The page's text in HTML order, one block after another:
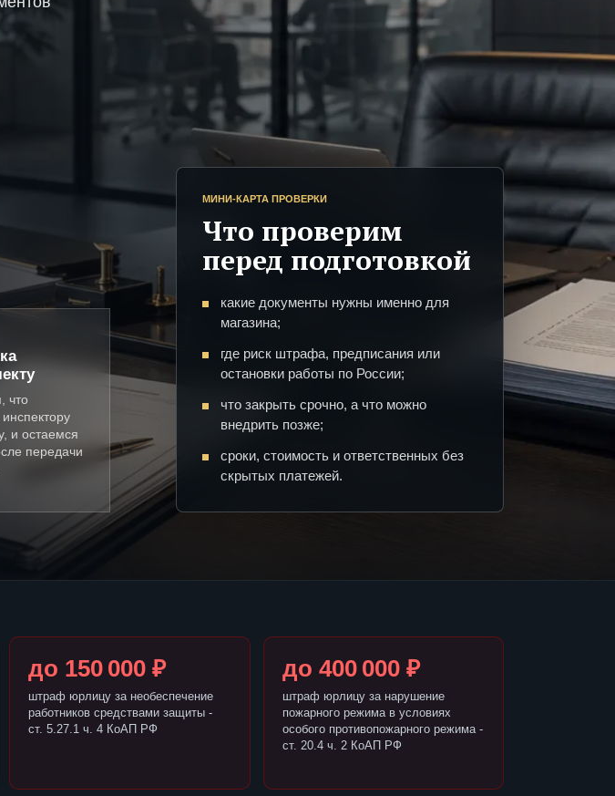
что
и остаемся
передачи
МИНИ-КАРТА ПРОВЕРКИ
Что проверим
перед подготовкой
какие документы нужны именно для
магазина;
где риск штрафа, предписания или
остановки работы по России;
что закрыть срочно, а что можно
внедрить позже;
сроки, стоимость и ответственных без
скрытых платежей.
до 150 000 ₽
штраф юрлицу за необеспечение
работников средствами защиты -
ст. 5.27.1 ч. 4 КоАП РФ
до 400 000 ₽
штраф юрлицу за нарушение
пожарного режима в условиях
особого противопожарного режима -
ст. 20.4 ч. 2 КоАП РФ